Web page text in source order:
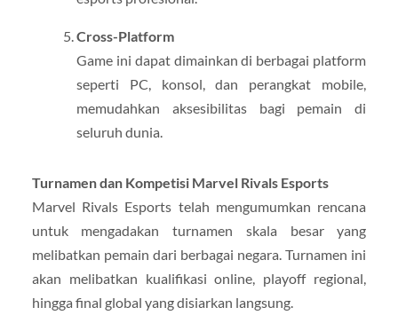
Cross-Platform
Game ini dapat dimainkan di berbagai platform
seperti PC, konsol, dan perangkat mobile,
memudahkan aksesibilitas bagi pemain di
seluruh dunia.
Turnamen dan Kompetisi Marvel Rivals Esports
Marvel Rivals Esports telah mengumumkan rencana
untuk mengadakan turnamen skala besar yang
melibatkan pemain dari berbagai negara. Turnamen ini
akan melibatkan kualifikasi online, playoff regional,
hingga final global yang disiarkan langsung.